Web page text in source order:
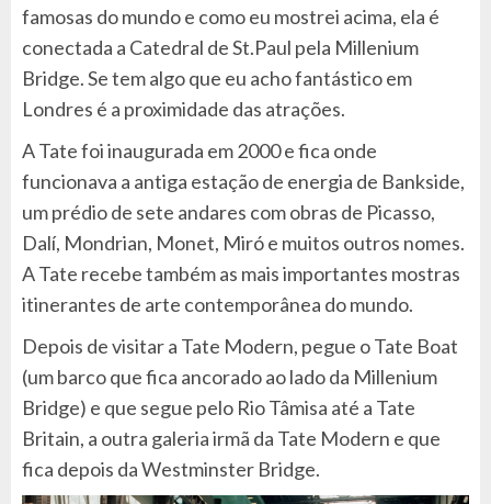
famosas do mundo e como eu mostrei acima, ela é
conectada a Catedral de St.Paul pela Millenium
Bridge. Se tem algo que eu acho fantástico em
Londres é a proximidade das atrações.
A Tate foi inaugurada em 2000 e fica onde
funcionava a antiga estação de energia de Bankside,
um prédio de sete andares com obras de Picasso,
Dalí, Mondrian, Monet, Miró e muitos outros nomes.
A Tate recebe também as mais importantes mostras
itinerantes de arte contemporânea do mundo.
Depois de visitar a Tate Modern, pegue o Tate Boat
(um barco que fica ancorado ao lado da Millenium
Bridge) e que segue pelo Rio Tâmisa até a Tate
Britain, a outra galeria irmã da Tate Modern e que
fica depois da Westminster Bridge.